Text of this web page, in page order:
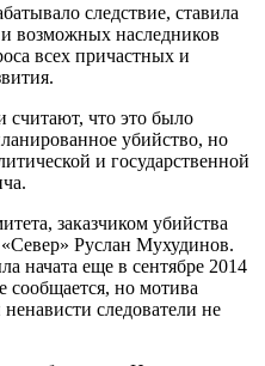
следствие, ставила
возможных наследников
всех причастных и
считают, что это было
убийство, но
и государственной
заказчиком убийства
Руслан Мухудинов.
начата еще в сентябре 2014
сообщается, но мотива
следователи не